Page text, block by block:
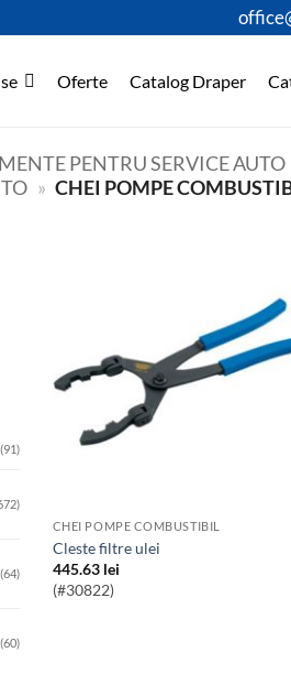
Oferte Catalog Draper
PENTRU SERVICE AUTO
» CHEI POMPE
(91)
(64)
(60)
CHEI POMPE COMBUSTIBIL
Cleste filtre ulei
445.63 lei
(#30822)